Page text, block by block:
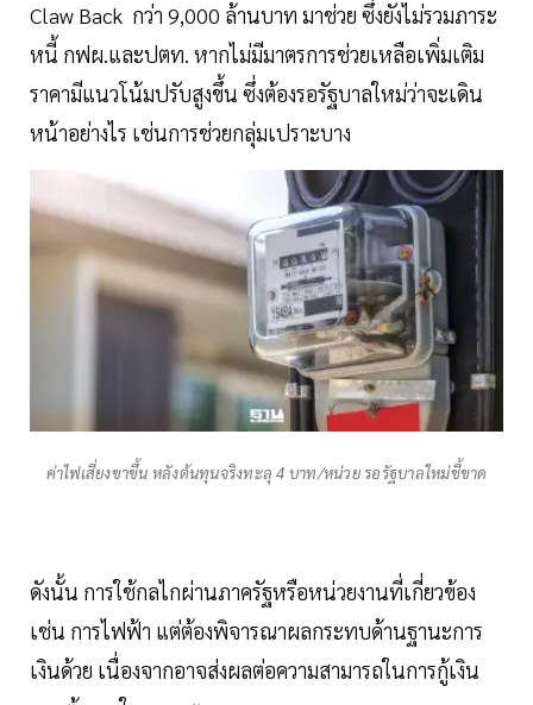
Claw Back กว่า 9,000 ล้านบาท มาช่วย ซึ่งยังไม่รวมภาระ
หนี้ กฟผ.และปตท. หากไม่มีมาตรการช่วยเหลือเพิ่มเติม
ราคามีแนวโน้มปรับสูงขึ้น ซึ่งต้องรอรัฐบาลใหม่ว่าจะเดิน
หน้าอย่างไร เช่นการช่วยกลุ่มเปราะบาง
ค่าไฟเสี่ยงขาขึ้น หลังต้นทุนจริงทะลุ 4 บาท/หน่วย รอรัฐบาลใหม่ชี้ขาด
ดังนั้น การใช้กลไกผ่านภาครัฐหรือหน่วยงานที่เกี่ยวข้อง
เช่น การไฟฟ้า แต่ต้องพิจารณาผลกระทบด้านฐานะการ
เงินด้วย เนื่องจากอาจส่งผลต่อความสามารถในการกู้เงิน